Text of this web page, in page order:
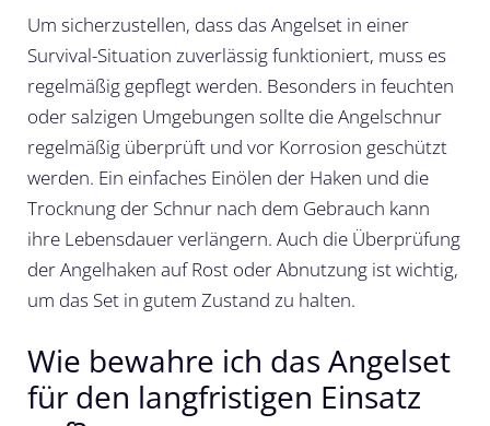
Um sicherzustellen, dass das Angelset in einer
Survival-Situation zuverlässig funktioniert, muss es
regelmäßig gepflegt werden. Besonders in feuchten
oder salzigen Umgebungen sollte die Angelschnur
regelmäßig überprüft und vor Korrosion geschützt
werden. Ein einfaches Einölen der Haken und die
Trocknung der Schnur nach dem Gebrauch kann
ihre Lebensdauer verlängern. Auch die Überprüfung
der Angelhaken auf Rost oder Abnutzung ist wichtig,
um das Set in gutem Zustand zu halten.
Wie bewahre ich das Angelset
für den langfristigen Einsatz